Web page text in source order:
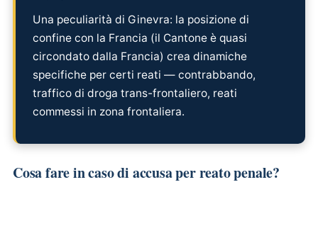
Una peculiarità di Ginevra: la posizione di
confine con la Francia (il Cantone è quasi
circondato dalla Francia) crea dinamiche
specifiche per certi reati — contrabbando,
traffico di droga trans-frontaliero, reati
commessi in zona frontaliera.
Cosa fare in caso di accusa per reato penale?